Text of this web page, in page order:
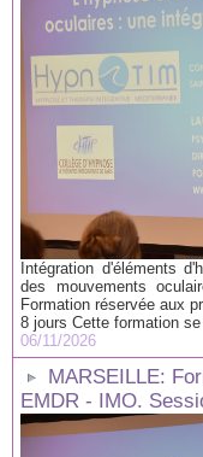
Intégration d'éléments
des mouvements
Formation réservée aux
8 jours Cette formation se
06/11/2026
MARSEILLE:
EMDR - IMO.